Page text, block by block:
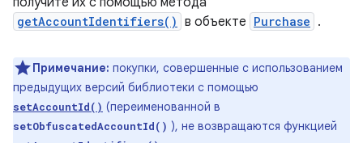
getAccountIdentifiers() в объекте Purchase .
Примечание: покупки, совершенные с использованием
предыдущих версий библиотеки с помощью
setAccountId() (переименованной в
setObfuscatedAccountId() ), не возвращаются функцией